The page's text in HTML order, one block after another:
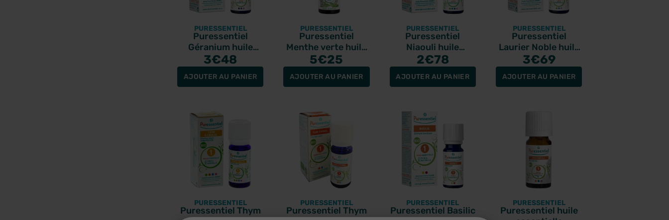
PURESSENTIEL
Puressentiel
Géranium huile
essentielle bio 5ml
3€48
AJOUTER AU PANIER
PURESSENTIEL
Puressentiel
Menthe verte huile
essentielle bio 10ml
5€25
AJOUTER AU PANIER
PURESSENTIEL
Puressentiel
Niaouli huile
essentielle bio 10ml
2€78
AJOUTER AU PANIER
PURESSENTIEL
Puressentiel
Laurier Noble huile
essentielle bio 5ml
3€69
AJOUTER AU PANIER
PURESSENTIEL
Puressentiel Thym
PURESSENTIEL
Puressentiel Thym
PURESSENTIEL
Puressentiel Basilic
PURESSENTIEL
Puressentiel huile